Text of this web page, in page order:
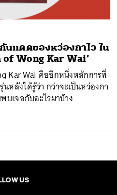
แดดของหว่องกาไว ใน
of Wong Kar Wai’
Kar Wai คืออีกหนึ่งหลักการที่
ลังได้รู้ว่า กว่าจะเป็นหว่องกา
บเจอกับอะไรมาบ้าง
US
EMAIL